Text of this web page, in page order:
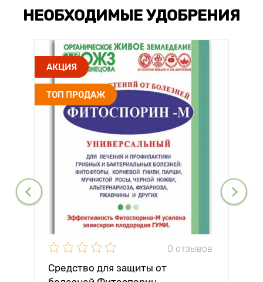
НЕОБХОДИМЫЕ УДОБРЕНИЯ
АКЦИЯ
ТОП ПРОДАЖ
0 отзывов
Средство для защиты от